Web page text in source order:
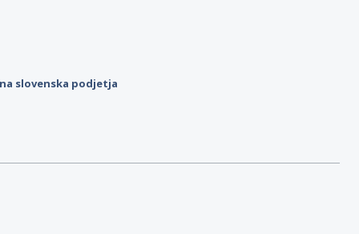
slovenska podjetja